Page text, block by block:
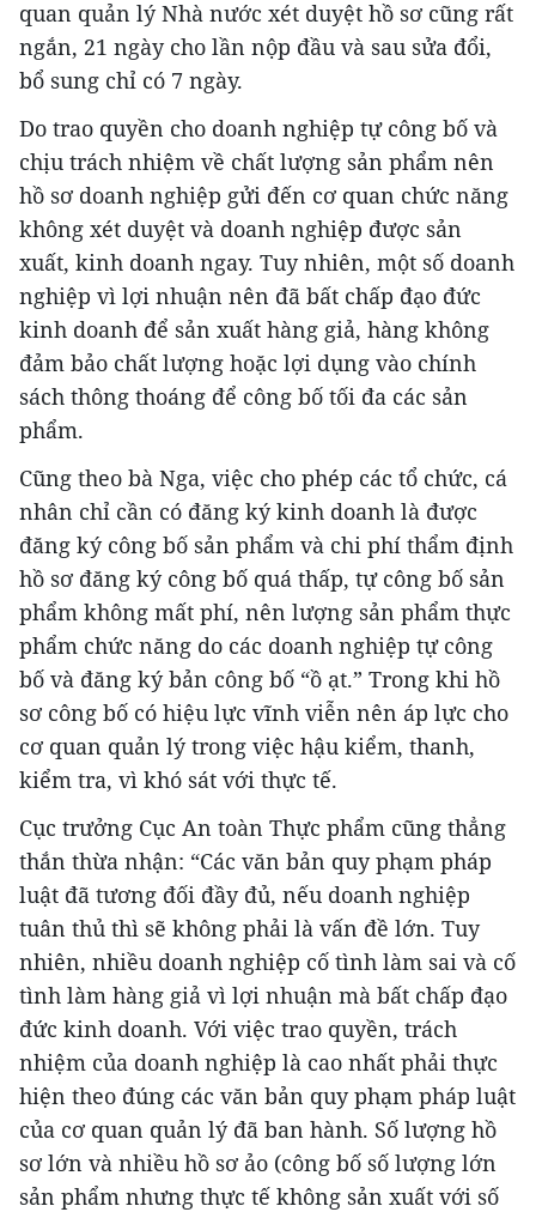
quan quản lý Nhà nước xét duyệt hồ sơ cũng rất
ngắn, 21 ngày cho lần nộp đầu và sau sửa đổi,
bổ sung chỉ có 7 ngày.
Do trao quyền cho doanh nghiệp tự công bố và
chịu trách nhiệm về chất lượng sản phẩm nên
hồ sơ doanh nghiệp gửi đến cơ quan chức năng
không xét duyệt và doanh nghiệp được sản
xuất, kinh doanh ngay. Tuy nhiên, một số doanh
nghiệp vì lợi nhuận nên đã bất chấp đạo đức
kinh doanh để sản xuất hàng giả, hàng không
đảm bảo chất lượng hoặc lợi dụng vào chính
sách thông thoáng để công bố tối đa các sản
phẩm.
Cũng theo bà Nga, việc cho phép các tổ chức, cá
nhân chỉ cần có đăng ký kinh doanh là được
đăng ký công bố sản phẩm và chi phí thẩm định
hồ sơ đăng ký công bố quá thấp, tự công bố sản
phẩm không mất phí, nên lượng sản phẩm thực
phẩm chức năng do các doanh nghiệp tự công
bố và đăng ký bản công bố “ồ ạt.” Trong khi hồ
sơ công bố có hiệu lực vĩnh viễn nên áp lực cho
cơ quan quản lý trong việc hậu kiểm, thanh,
kiểm tra, vì khó sát với thực tế.
Cục trưởng Cục An toàn Thực phẩm cũng thẳng
thắn thừa nhận: “Các văn bản quy phạm pháp
luật đã tương đối đầy đủ, nếu doanh nghiệp
tuân thủ thì sẽ không phải là vấn đề lớn. Tuy
nhiên, nhiều doanh nghiệp cố tình làm sai và cố
tình làm hàng giả vì lợi nhuận mà bất chấp đạo
đức kinh doanh. Với việc trao quyền, trách
nhiệm của doanh nghiệp là cao nhất phải thực
hiện theo đúng các văn bản quy phạm pháp luật
của cơ quan quản lý đã ban hành. Số lượng hồ
sơ lớn và nhiều hồ sơ ảo (công bố số lượng lớn
sản phẩm nhưng thực tế không sản xuất với số